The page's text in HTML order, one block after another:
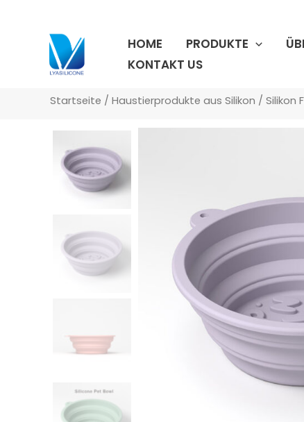
HOME PRODUKTE
KONTAKT US
Startseite / Haustierprodukte aus Silikon / Silikon